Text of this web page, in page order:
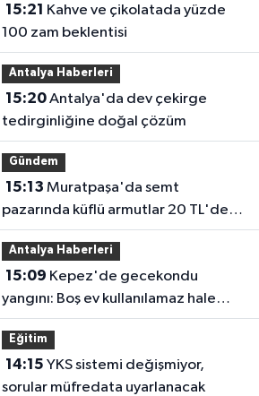
15:21
100 zam beklentisi
Antalya Haberleri
15:20Antalya'da dev çekirge
tedirginliğine doğal çözüm
Gündem
15:13
pazarında küflü armutlar 20 TL'den
satıldı
Antalya Haberleri
15:09
yangını: Boş ev kullanılamaz hale
geldi
Eğitim
14:15
sorular müfredata uyarlanacak